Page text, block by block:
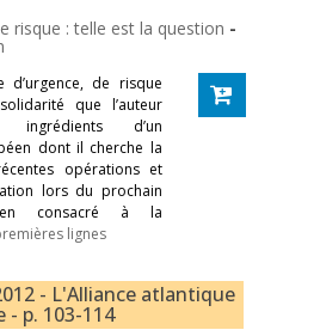
risque : telle est la question -
d’urgence, de risque
que l’auteur
ingrédients d’un
dont il cherche la
opérations et
lors du prochain
consacré à la
lignes
- L'Alliance atlantique
p. 103-114